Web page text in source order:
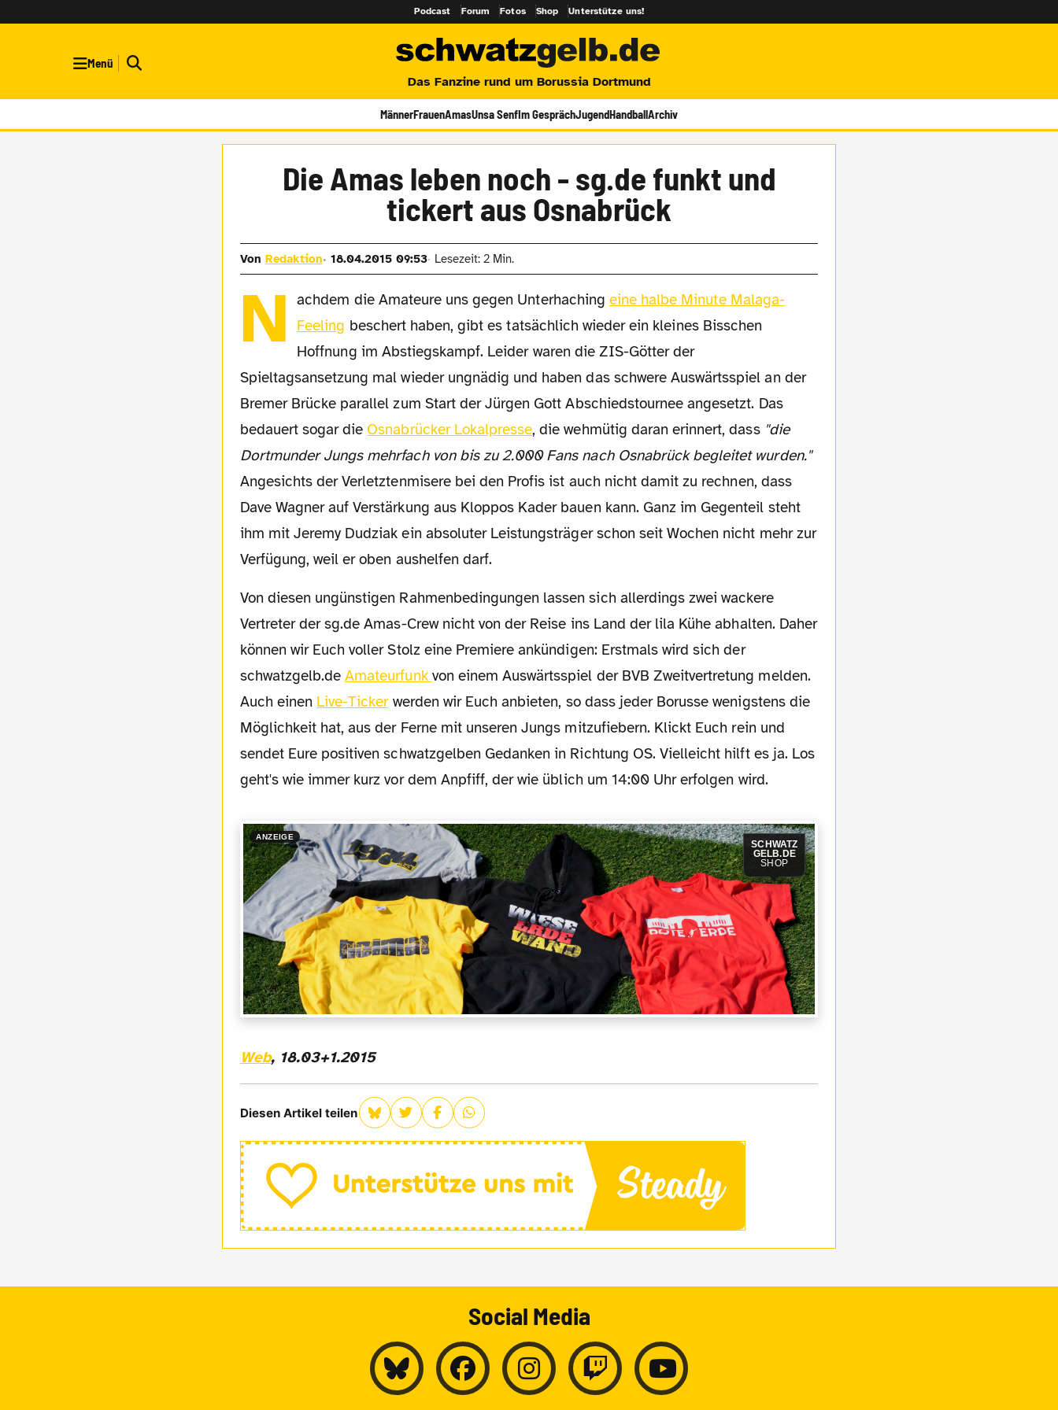
Podcast Forum Fotos Shop Unterstütze uns!
Menü
Das Fanzine rund um Borussia Dortmund
MännerFrauenAmasUnsa SenfIm GesprächJugendHandballArchiv
Die Amas leben noch - sg.de funkt und
tickert aus Osnabrück
Von Redaktion 18.04.2015 09:53 Lesezeit: 2 Min.
N achdem die Amateure uns gegen Unterhaching eine halbe Minute Malaga-
Feeling beschert haben, gibt es tatsächlich wieder ein kleines Bisschen
Hoffnung im Abstiegskampf. Leider waren die ZIS-Götter der
Spieltagsansetzung mal wieder ungnädig und haben das schwere Auswärtsspiel an der
Bremer Brücke parallel zum Start der Jürgen Gott Abschiedstournee angesetzt. Das
bedauert sogar die Osnabrücker Lokalpresse, die wehmütig daran erinnert, dass "die
Dortmunder Jungs mehrfach von bis zu 2.000 Fans nach Osnabrück begleitet wurden."
Angesichts der Verletztenmisere bei den Profis ist auch nicht damit zu rechnen, dass
Dave Wagner auf Verstärkung aus Kloppos Kader bauen kann. Ganz im Gegenteil steht
ihm mit Jeremy Dudziak ein absoluter Leistungsträger schon seit Wochen nicht mehr zur
Verfügung, weil er oben aushelfen darf.
Von diesen ungünstigen Rahmenbedingungen lassen sich allerdings zwei wackere
Vertreter der sg.de Amas-Crew nicht von der Reise ins Land der lila Kühe abhalten. Daher
können wir Euch voller Stolz eine Premiere ankündigen: Erstmals wird sich der
schwatzgelb.deAmateurfunk von einem Auswärtsspiel der BVB Zweitvertretung melden.
Auch einen Live-Tickerwerden wir Euch anbieten, so dass jeder Borusse wenigstens die
Möglichkeit hat, aus der Ferne mit unseren Jungs mitzufiebern. Klickt Euch rein und
sendet Eure positiven schwatzgelben Gedanken in Richtung OS. Vielleicht hilft es ja. Los
geht's wie immer kurz vor dem Anpfiff, der wie üblich um 14:00 Uhr erfolgen wird.
ANZEIGE
SCHWATZ
GELB.DE
SHOP
Web, 18.03+1.2015
Diesen Artikel teilen
Social Media